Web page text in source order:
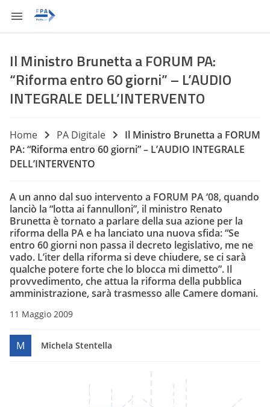
Il Ministro Brunetta a FORUM PA:
“Riforma entro 60 giorni” – L’AUDIO
INTEGRALE DELL’INTERVENTO
Home PA Digitale
Il Ministro Brunetta a FORUM
PA: “Riforma entro 60 giorni” – L’AUDIO INTEGRALE
DELL’INTERVENTO
A un anno dal suo intervento a FORUM PA ‘08, quando
lanciò la “lotta ai fannulloni”, il ministro Renato
Brunetta è tornato a parlare della sua azione per la
riforma della PA e ha lanciato una nuova sfida: “Se
entro 60 giorni non passa il decreto legislativo, me ne
vado. L’iter della riforma si deve chiudere, se ci sarà
qualche potere forte che lo blocca mi dimetto”. Il
provvedimento, che attua la riforma della pubblica
amministrazione, sarà trasmesso alle Camere domani.
11 Maggio 2009
M Michela Stentella